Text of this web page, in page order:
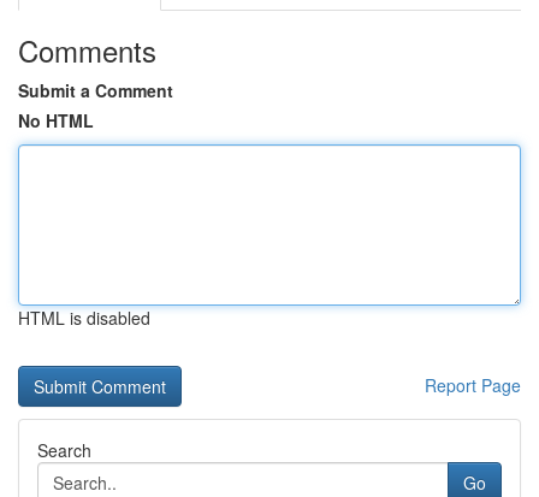
Comments
Submit a Comment
No HTML
HTML is disabled
Report Page
Search
Go